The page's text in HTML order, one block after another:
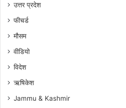
उत्तर प्रदेश
फीचर्ड
मौसम
वीडियो
विदेश
ऋषिकेश
Jammu & Kashmir